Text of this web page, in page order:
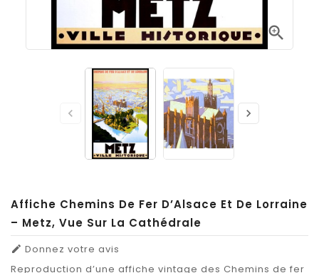

 
Affiche Chemins De Fer D’Alsace Et De Lorraine
– Metz, Vue Sur La Cathédrale
 Donnez votre avis
Reproduction d’une affiche vintage des Chemins de fer